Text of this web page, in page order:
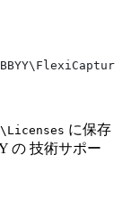
に保存
の 技術サポー